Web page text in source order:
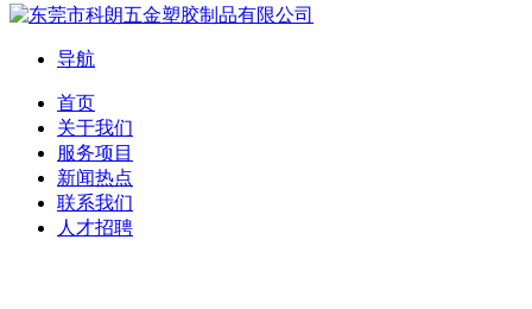
导航
首页
关于我们
服务项目
新闻热点
联系我们
人才招聘